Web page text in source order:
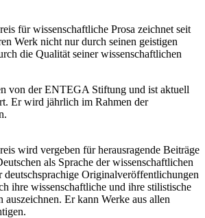
für wissenschaftliche Prosa zeichnet seit
Werk nicht nur durch seinen geistigen
die Qualität seiner wissenschaftlichen
von der ENTEGA Stiftung und ist aktuell
Er wird jährlich im Rahmen der
wird vergeben für herausragende Beiträge
als Sprache der wissenschaftlichen
Originalveröffentlichungen
ihre wissenschaftliche und ihre stilistische
auszeichnen. Er kann Werke aus allen